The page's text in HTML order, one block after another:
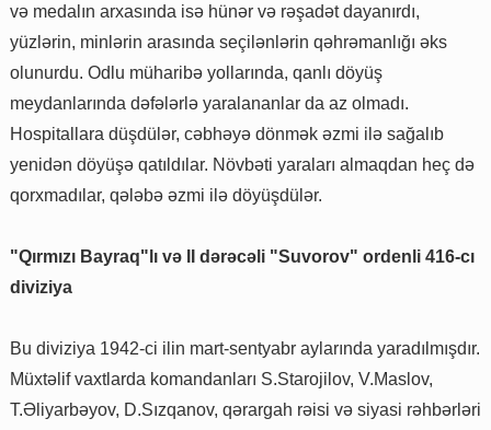
və medalın arxasında isə hünər və rəşadət dayanırdı,
yüzlərin, minlərin arasında seçilənlərin qəhrəmanlığı əks
olunurdu. Odlu müharibə yollarında, qanlı döyüş
meydanlarında dəfələrlə yaralananlar da az olmadı.
Hospitallara düşdülər, cəbhəyə dönmək əzmi ilə sağalıb
yenidən döyüşə qatıldılar. Növbəti yaraları almaqdan heç də
qorxmadılar, qələbə əzmi ilə döyüşdülər.
"Qırmızı Bayraq"lı və II dərəcəli "Suvorov" ordenli 416-cı
diviziya
Bu diviziya 1942-ci ilin mart-sentyabr aylarında yaradılmışdır.
Müxtəlif vaxtlarda komandanları S.Starojilov, V.Maslov,
T.Əliyarbəyov, D.Sızqanov, qərargah rəisi və siyasi rəhbərləri